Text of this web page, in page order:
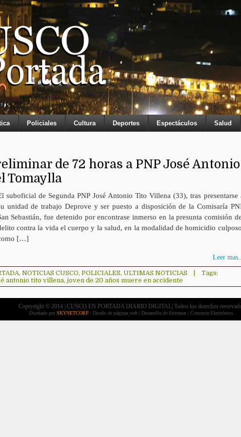
Policiales Cultura Deportes Espectáculos Salud
de 72 horas a PNP José Antonio
Tomaylla
suboficial de Segunda PNP José Antonio Tito Villena (33), tras presentarse
unidad de trabajo Deprove y ser puesto a disposición de la Comisaría
Sebastián, fue detenido por encontrase inmerso en la presunta comisión
contra la vida el cuerpo y la salud, en la modalidad de homicidio
[…]
Leer mas...
, NOTICIAS CUSCO, POLICIALES, ULTIMAS NOTICIAS
Tags:
antonio tito villena, joven de 20 años muere en accidente
Copryright © 2014 | CUSCO EN PORTADA DIARIO DIGITAL| Todos los derechos
Diseñado por SKYNETCORP | Diseño de páginas web | Desarrollo de Sistemas | Comercio Electrónico.